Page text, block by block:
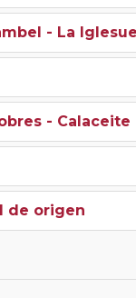
- La
- Calaceite
de origen